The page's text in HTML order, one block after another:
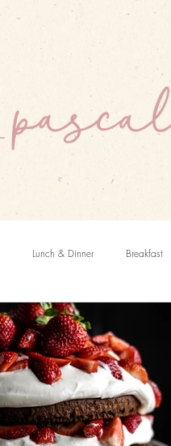
Lunch & Dinner Breakfast